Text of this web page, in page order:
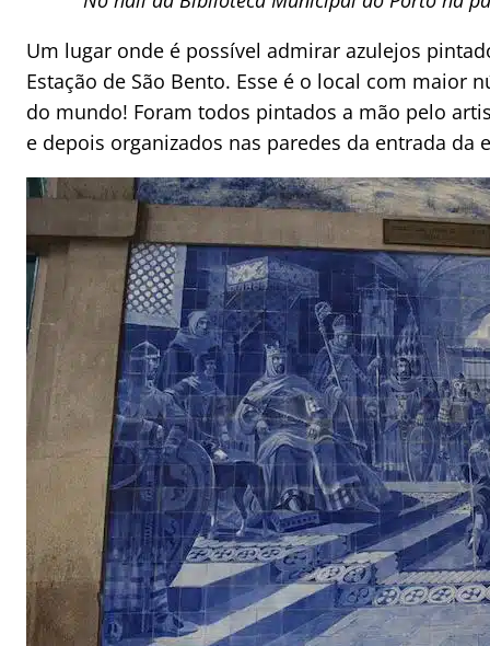
Um lugar onde é possível admirar azulejos
Estação de São Bento. Esse é o local com maior
do mundo! Foram todos pintados a mão pelo
e depois organizados nas paredes da entrada da